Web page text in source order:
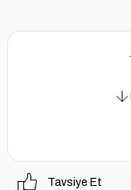
Tavsiye Et